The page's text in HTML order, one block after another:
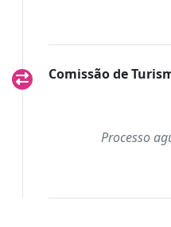
Comissão de
Processo